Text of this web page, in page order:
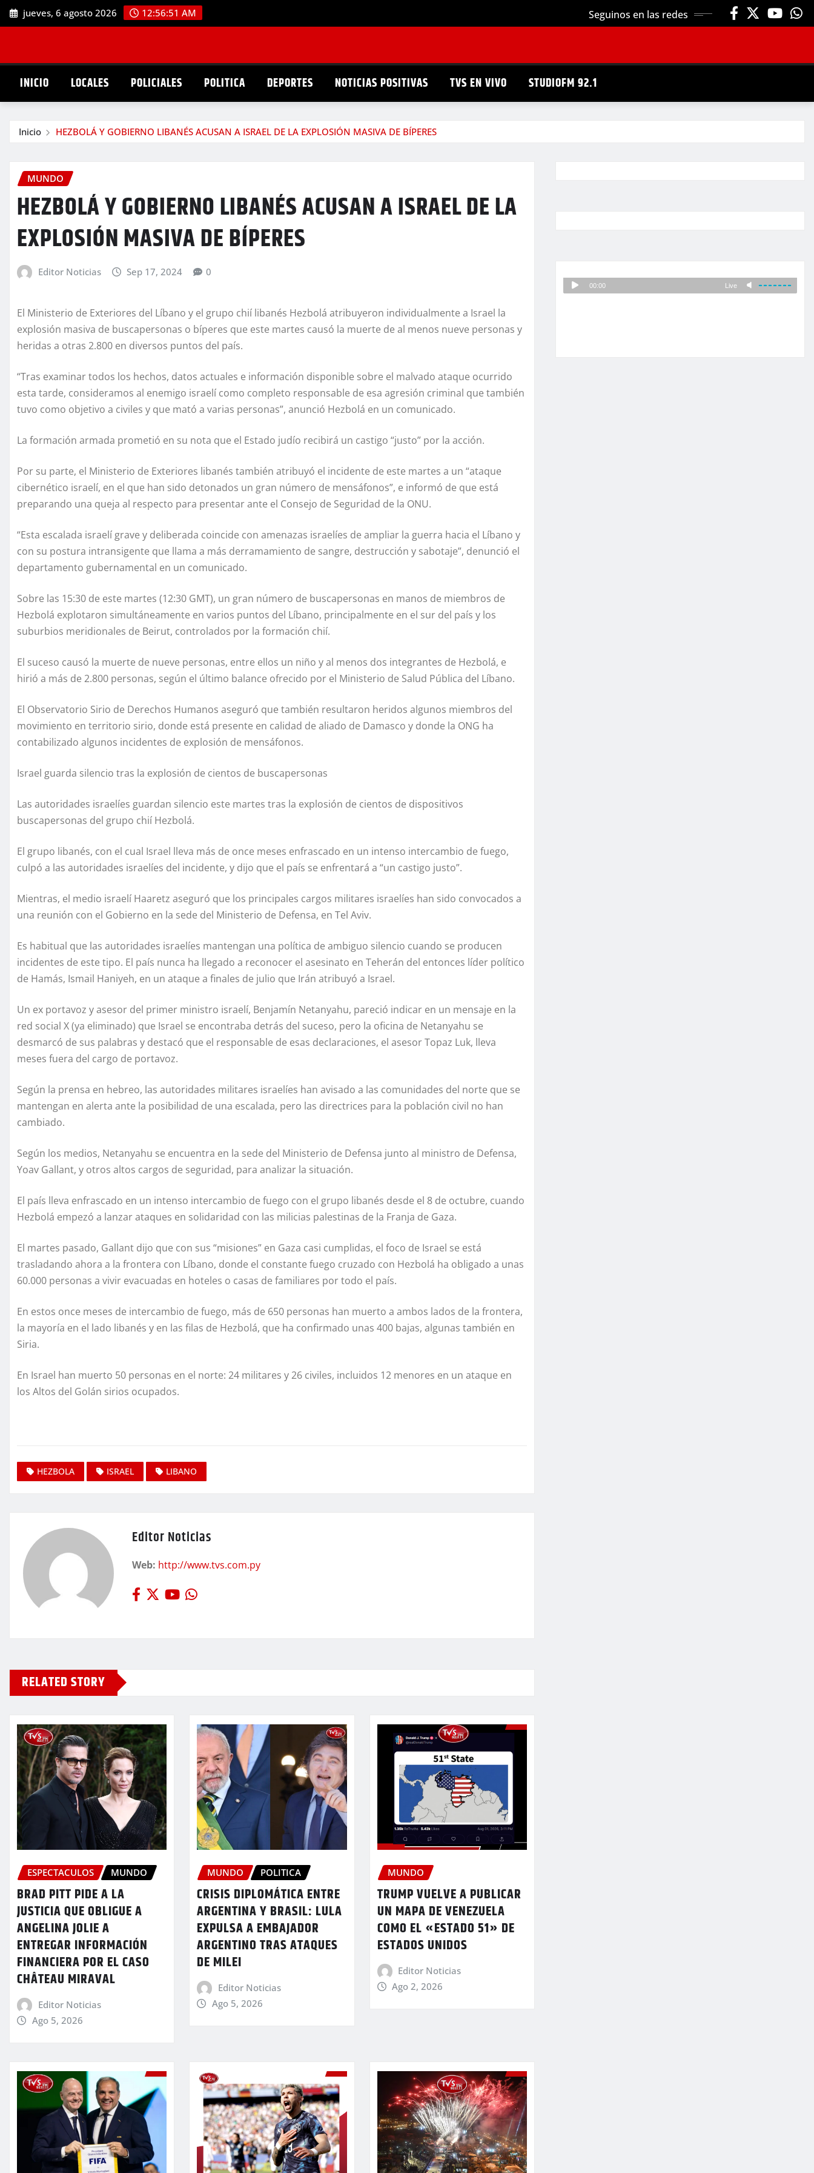
Saltar
al
jueves, 6 agosto 2026 12:56:52 AM Seguinos en las redes
INICIO LOCALES POLICIALES POLITICA DEPORTES NOTICIAS POSITIVAS TVS EN VIVO STUDIOFM 92.1
Inicio HEZBOLÁ Y GOBIERNO LIBANÉS ACUSAN A ISRAEL DE LA EXPLOSIÓN MASIVA DE BÍPERES
MUNDO
HEZBOLÁ Y GOBIERNO LIBANÉS ACUSAN A ISRAEL DE LA
EXPLOSIÓN MASIVA DE BÍPERES
Editor Noticias Sep 17, 2024 0
El Ministerio de Exteriores del Líbano y el grupo chií libanés Hezbolá atribuyeron individualmente a Israel la
explosión masiva de buscapersonas o bíperes que este martes causó la muerte de al menos nueve personas y
heridas a otras 2.800 en diversos puntos del país.
“Tras examinar todos los hechos, datos actuales e información disponible sobre el malvado ataque ocurrido
esta tarde, consideramos al enemigo israelí como completo responsable de esa agresión criminal que también
tuvo como objetivo a civiles y que mató a varias personas”, anunció Hezbolá en un comunicado.
La formación armada prometió en su nota que el Estado judío recibirá un castigo “justo” por la acción.
Por su parte, el Ministerio de Exteriores libanés también atribuyó el incidente de este martes a un “ataque
cibernético israelí, en el que han sido detonados un gran número de mensáfonos”, e informó de que está
preparando una queja al respecto para presentar ante el Consejo de Seguridad de la ONU.
“Esta escalada israelí grave y deliberada coincide con amenazas israelíes de ampliar la guerra hacia el Líbano y
con su postura intransigente que llama a más derramamiento de sangre, destrucción y sabotaje”, denunció el
departamento gubernamental en un comunicado.
Sobre las 15:30 de este martes (12:30 GMT), un gran número de buscapersonas en manos de miembros de
Hezbolá explotaron simultáneamente en varios puntos del Líbano, principalmente en el sur del país y los
suburbios meridionales de Beirut, controlados por la formación chií.
El suceso causó la muerte de nueve personas, entre ellos un niño y al menos dos integrantes de Hezbolá, e
hirió a más de 2.800 personas, según el último balance ofrecido por el Ministerio de Salud Pública del Líbano.
El Observatorio Sirio de Derechos Humanos aseguró que también resultaron heridos algunos miembros del
movimiento en territorio sirio, donde está presente en calidad de aliado de Damasco y donde la ONG ha
contabilizado algunos incidentes de explosión de mensáfonos.
Israel guarda silencio tras la explosión de cientos de buscapersonas
Las autoridades israelíes guardan silencio este martes tras la explosión de cientos de dispositivos
buscapersonas del grupo chií Hezbolá.
El grupo libanés, con el cual Israel lleva más de once meses enfrascado en un intenso intercambio de fuego,
culpó a las autoridades israelíes del incidente, y dijo que el país se enfrentará a “un castigo justo”.
Mientras, el medio israelí Haaretz aseguró que los principales cargos militares israelíes han sido convocados a
una reunión con el Gobierno en la sede del Ministerio de Defensa, en Tel Aviv.
Es habitual que las autoridades israelíes mantengan una política de ambiguo silencio cuando se producen
incidentes de este tipo. El país nunca ha llegado a reconocer el asesinato en Teherán del entonces líder político
de Hamás, Ismail Haniyeh, en un ataque a finales de julio que Irán atribuyó a Israel.
Un ex portavoz y asesor del primer ministro israelí, Benjamín Netanyahu, pareció indicar en un mensaje en la
red social X (ya eliminado) que Israel se encontraba detrás del suceso, pero la oficina de Netanyahu se
desmarcó de sus palabras y destacó que el responsable de esas declaraciones, el asesor Topaz Luk, lleva
meses fuera del cargo de portavoz.
Según la prensa en hebreo, las autoridades militares israelíes han avisado a las comunidades del norte que se
mantengan en alerta ante la posibilidad de una escalada, pero las directrices para la población civil no han
cambiado.
Según los medios, Netanyahu se encuentra en la sede del Ministerio de Defensa junto al ministro de Defensa,
Yoav Gallant, y otros altos cargos de seguridad, para analizar la situación.
El país lleva enfrascado en un intenso intercambio de fuego con el grupo libanés desde el 8 de octubre, cuando
Hezbolá empezó a lanzar ataques en solidaridad con las milicias palestinas de la Franja de Gaza.
El martes pasado, Gallant dijo que con sus “misiones” en Gaza casi cumplidas, el foco de Israel se está
trasladando ahora a la frontera con Líbano, donde el constante fuego cruzado con Hezbolá ha obligado a unas
60.000 personas a vivir evacuadas en hoteles o casas de familiares por todo el país.
En estos once meses de intercambio de fuego, más de 650 personas han muerto a ambos lados de la frontera,
la mayoría en el lado libanés y en las filas de Hezbolá, que ha confirmado unas 400 bajas, algunas también en
Siria.
En Israel han muerto 50 personas en el norte: 24 militares y 26 civiles, incluidos 12 menores en un ataque en
los Altos del Golán sirios ocupados.
HEZBOLA ISRAEL LIBANO
Editor Noticias
Web: http://www.tvs.com.py
RELATED STORY
ESPECTACULOS MUNDO
BRAD PITT PIDE A LA
JUSTICIA QUE OBLIGUE A
ANGELINA JOLIE A
ENTREGAR INFORMACIÓN
FINANCIERA POR EL CASO
CHÂTEAU MIRAVAL
Editor Noticias
Ago 5, 2026
MUNDO POLITICA
CRISIS DIPLOMÁTICA ENTRE
ARGENTINA Y BRASIL: LULA
EXPULSA A EMBAJADOR
ARGENTINO TRAS ATAQUES
DE MILEI
Editor Noticias
Ago 5, 2026
MUNDO
TRUMP VUELVE A PUBLICAR
UN MAPA DE VENEZUELA
COMO EL «ESTADO 51» DE
ESTADOS UNIDOS
Editor Noticias
Ago 2, 2026